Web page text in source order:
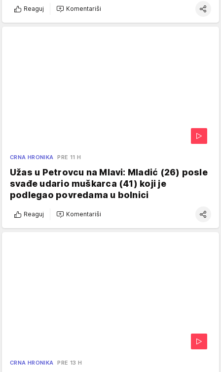
Reaguj Komentariši
CRNA HRONIKA PRE 11 H
Užas u Petrovcu na Mlavi: Mladić (26) posle
svađe udario muškarca (41) koji je
podlegao povredama u bolnici
Reaguj Komentariši
CRNA HRONIKA PRE 13 H